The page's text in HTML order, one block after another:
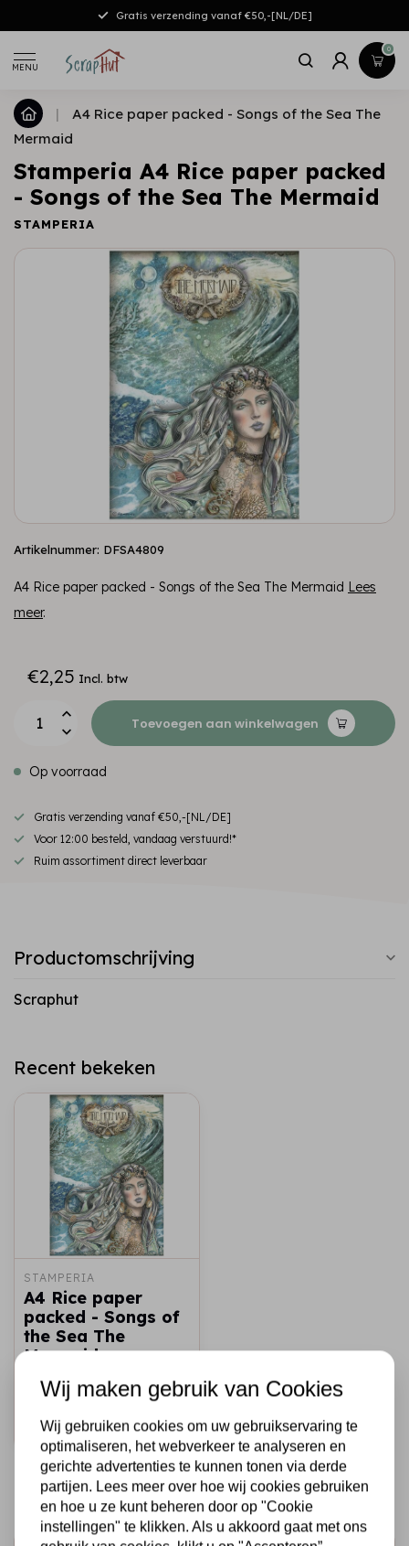
Gratis verzending vanaf €50,-[NL/DE]
MENU
0
|
A4 Rice paper packed - Songs of the Sea The
Mermaid
Stamperia A4 Rice paper packed
- Songs of the Sea The Mermaid
STAMPERIA
Artikelnummer: DFSA4809
A4 Rice paper packed - Songs of the Sea The Mermaid Lees
meer.
€2,25 Incl. btw
Toevoegen aan winkelwagen
Op voorraad
Gratis verzending vanaf €50,-[NL/DE]
Voor 12:00 besteld, vandaag verstuurd!*
Ruim assortiment direct leverbaar
Productomschrijving
Scraphut
Recent bekeken
STAMPERIA
A4 Rice paper
packed - Songs of
the Sea The
Mermaid
€2,25 Op voorraad
Snel toevoegen
Wij maken gebruik van Cookies
Wij gebruiken cookies om uw gebruikservaring te
optimaliseren, het webverkeer te analyseren en
gerichte advertenties te kunnen tonen via derde
partijen. Lees meer over hoe wij cookies gebruiken
en hoe u ze kunt beheren door op "Cookie
instellingen" te klikken. Als u akkoord gaat met ons